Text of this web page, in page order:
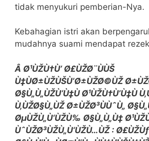
tidak menyukuri pemberian-Nya.
Kebahagian istri akan
mudahnya suami mendapat
Â Ø¹ÙŽÙ†Ù’ Ø£ÙŽØ¨ÙÙŠ
Ù‡ÙØ±ÙŽÙŠÙ’Ø±ÙŽØ©ÙŽ
Ø§Ù„Ù„ÙŽÙ‘Ù‡Ù Ø¹ÙŽÙ†Ù’Ù‡Ù
Ù‚ÙŽØ§Ù„ÙŽ Ø±ÙŽØ³ÙÙˆÙ„
ØµÙŽÙ„Ù‘ÙŽÙ‰ Ø§Ù„Ù„Ù‡
ÙˆÙŽØ³ÙŽÙ„Ù‘ÙŽÙ…ÙŽ :